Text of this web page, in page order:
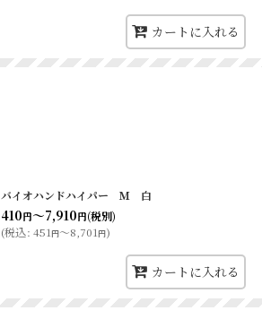
カートに入れる
バイオハンドハイパー Ｍ 白
410円～7,910円(税別)
(税込: 451円～8,701円)
カートに入れる